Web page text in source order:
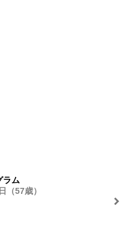
ラム
（57歳）